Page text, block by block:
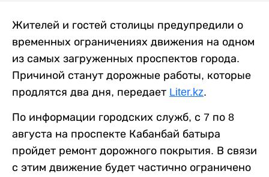
Жителей и гостей столицы предупредили о
временных ограничениях движения на одном
из самых загруженных проспектов города.
Причиной станут дорожные работы, которые
продлятся два дня, передает Liter.kz.
По информации городских служб, с 7 по 8
августа на проспекте Кабанбай батыра
пройдет ремонт дорожного покрытия. В связи
с этим движение будет частично ограничено